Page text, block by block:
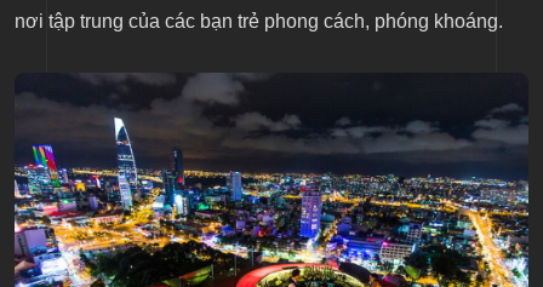
nơi tập trung của các bạn trẻ phong cách, phóng khoáng.